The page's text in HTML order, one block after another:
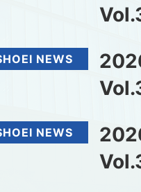
NEWS
NEWS